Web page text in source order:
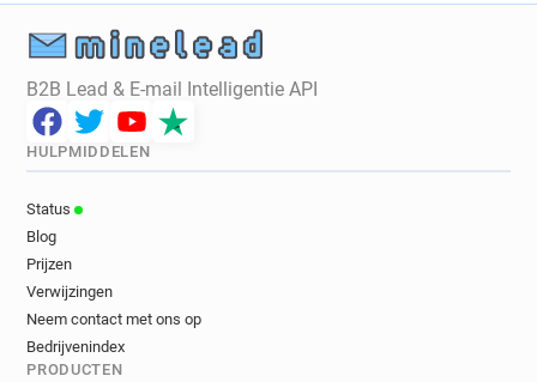
B2B Lead & E-mail Intelligentie API
HULPMIDDELEN
Status
Blog
Prijzen
Verwijzingen
Neem contact met ons op
Bedrijvenindex
PRODUCTEN